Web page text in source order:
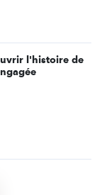
l'histoire de